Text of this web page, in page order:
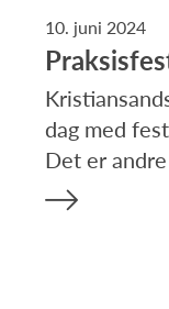
10. juni 2024
dag med
Det er